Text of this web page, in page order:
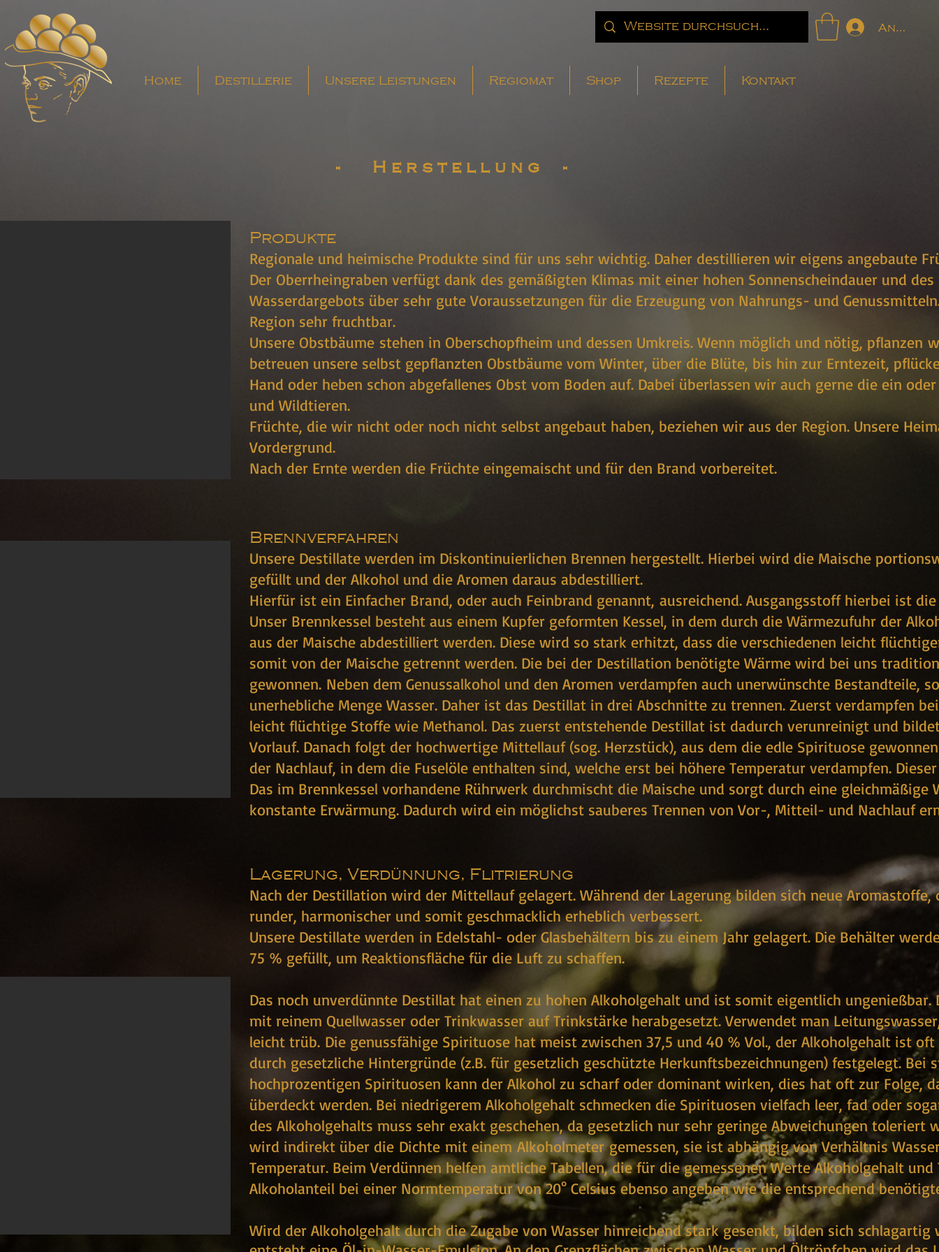
Home Destillerie Unsere Leistungen Regiomat Shop Rezepte Kontakt
- Herstellung -
Produkte
Regionale und heimische Produkte sind für uns sehr wichtig. Daher destillieren wir eigens angebaute
Der Oberrheingraben verfügt dank des gemäßigten Klimas mit einer hohen Sonnenscheindauer und
Wasserdargebots über sehr gute Voraussetzungen für die Erzeugung von Nahrungs- und
Region sehr fruchtbar.
Unsere Obstbäume stehen in Oberschopfheim und dessen Umkreis. Wenn möglich und nötig, pflanzen
betreuen unsere selbst gepflanzten Obstbäume vom Winter, über die Blüte, bis hin zur Erntezeit,
Hand oder heben schon abgefallenes Obst vom Boden auf. Dabei überlassen wir auch gerne die ein
und Wildtieren.
Früchte, die wir nicht oder noch nicht selbst angebaut haben, beziehen wir aus der Region. Unsere
Vordergrund.
Nach der Ernte werden die Früchte eingemaischt und für den Brand vorbereitet.
Brennverfahren
Unsere Destillate werden im Diskontinuierlichen Brennen hergestellt. Hierbei wird die Maische
gefüllt und der Alkohol und die Aromen daraus abdestilliert.
Hierfür ist ein Einfacher Brand, oder auch Feinbrand genannt, ausreichend. Ausgangsstoff hierbei ist
Unser Brennkessel besteht aus einem Kupfer geformten Kessel, in dem durch die Wärmezufuhr der
aus der Maische abdestilliert werden. Diese wird so stark erhitzt, dass die verschiedenen leicht
somit von der Maische getrennt werden. Die bei der Destillation benötigte Wärme wird bei uns
gewonnen. Neben dem Genussalkohol und den Aromen verdampfen auch unerwünschte Bestandteile,
unerhebliche Menge Wasser. Daher ist das Destillat in drei Abschnitte zu trennen. Zuerst verdampfen
leicht flüchtige Stoffe wie Methanol. Das zuerst entstehende Destillat ist dadurch verunreinigt und
Vorlauf. Danach folgt der hochwertige Mittellauf (sog. Herzstück), aus dem die edle Spirituose
der Nachlauf, in dem die Fuselöle enthalten sind, welche erst bei höhere Temperatur verdampfen.
Das im Brennkessel vorhandene Rührwerk durchmischt die Maische und sorgt durch eine gleichmäßige
konstante Erwärmung. Dadurch wird ein möglichst sauberes Trennen von Vor-, Mitteil- und Nachlauf
Lagerung, Verdünnung, Flitrierung
Nach der Destillation wird der Mittellauf gelagert. Während der Lagerung bilden sich neue
runder, harmonischer und somit geschmacklich erheblich verbessert.
Unsere Destillate werden in Edelstahl- oder Glasbehältern bis zu einem Jahr gelagert. Die Behälter
75 % gefüllt, um Reaktionsfläche für die Luft zu schaffen.
Das noch unverdünnte Destillat hat einen zu hohen Alkoholgehalt und ist somit eigentlich ungenießbar.
mit reinem Quellwasser oder Trinkwasser auf Trinkstärke herabgesetzt. Verwendet man
leicht trüb. Die genussfähige Spirituose hat meist zwischen 37,5 und 40 % Vol., der Alkoholgehalt ist
durch gesetzliche Hintergründe (z.B. für gesetzlich geschützte Herkunftsbezeichnungen) festgelegt. Bei
hochprozentigen Spirituosen kann der Alkohol zu scharf oder dominant wirken, dies hat oft zur Folge,
überdeckt werden. Bei niedrigerem Alkoholgehalt schmecken die Spirituosen vielfach leer, fad oder
des Alkoholgehalts muss sehr exakt geschehen, da gesetzlich nur sehr geringe Abweichungen toleriert
wird indirekt über die Dichte mit einemAlkoholmetergemessen, sie ist abhängig von Verhältnis
Temperatur. Beim Verdünnen helfen amtliche Tabellen, die für die gemessenen Werte Alkoholgehalt
Alkoholanteil bei einer Normtemperatur von 20° Celsius ebenso angeben wie die entsprechend
Wird der Alkoholgehalt durch die Zugabe von Wasser hinreichend stark gesenkt, bilden sich schlagartig